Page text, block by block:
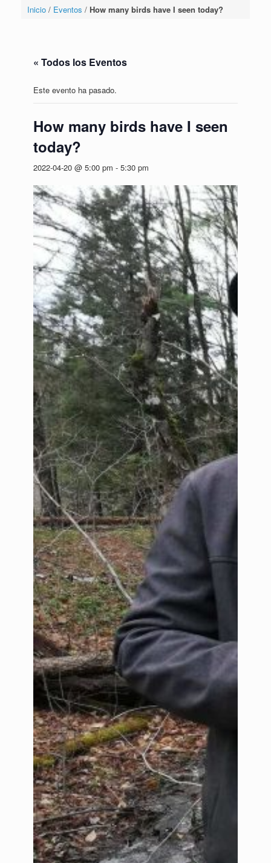
Inicio/ Eventos / How many birds have I seen today?
« Todos los Eventos
Este evento ha pasado.
How many birds have I seen
today?
2022-04-20 @ 5:00 pm - 5:30 pm